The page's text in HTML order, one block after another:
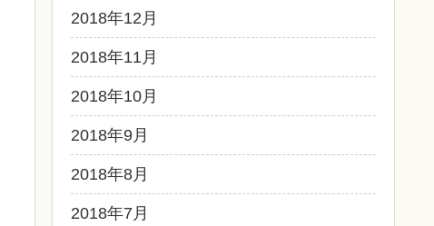
2018年12月
2018年11月
2018年10月
2018年9月
2018年8月
2018年7月